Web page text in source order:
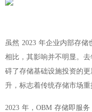
虽然 2023 年企业内部存
相比，其影响并不明显。
碍了存储基础设施投资的
升，标志着传统存储市场重
2023 年，OBM 存储即服